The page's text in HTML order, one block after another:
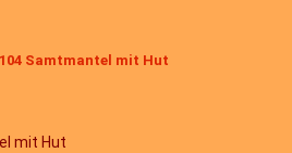
mit Hut